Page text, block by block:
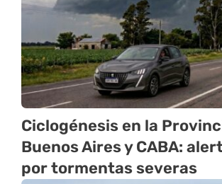
Ciclogénesis en la
Buenos Aires y CABA:
por tormentas severas